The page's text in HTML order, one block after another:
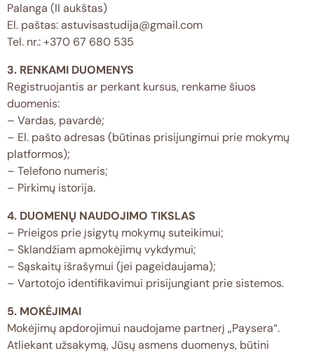
Palanga (II aukštas)
El. paštas: astuvisastudija@gmail.com
Tel. nr.: +370 67 680 535
3. RENKAMI DUOMENYS
Registruojantis ar perkant kursus, renkame šiuos
duomenis:
– Vardas, pavardė;
– El. pašto adresas (būtinas prisijungimui prie mokymų
platformos);
– Telefono numeris;
– Pirkimų istorija.
4. DUOMENŲ NAUDOJIMO TIKSLAS
– Prieigos prie įsigytų mokymų suteikimui;
– Sklandžiam apmokėjimų vykdymui;
– Sąskaitų išrašymui (jei pageidaujama);
– Vartotojo identifikavimui prisijungiant prie sistemos.
5. MOKĖJIMAI
Mokėjimų apdorojimui naudojame partnerį „Paysera“.
Atliekant užsakymą, Jūsų asmens duomenys, būtini